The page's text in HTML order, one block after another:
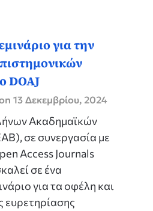
για την
DOAJ
13 Δεκεμβρίου, 2024
Ακαδημαϊκών
σε συνεργασία με
Access Journals
σε ένα
για τα οφέλη και
ευρετηρίασης